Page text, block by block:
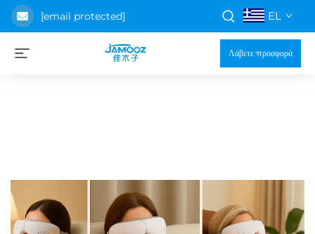
[email protected] EL
Λάβετε προσφορά